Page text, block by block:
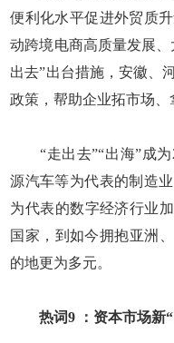
便利化水平促进外贸质
动跨境电商高质量发展
出去”出台措施，安徽、
政策，帮助企业拓市场、
“走出去”“出海”成为
源汽车等为代表的制造
为代表的数字经济行业
国家，到如今拥抱亚洲
的地更为多元。
热词9 ：资本市场新“